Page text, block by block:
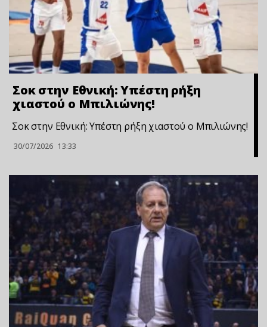
Σoκ στην Εθνική: Υπέστη ρήξη
χιαστού ο Μπιλιώνης!
Σoκ στην Εθνική: Υπέστη ρήξη χιαστού ο Μπιλιώνης!
30/07/2026 13:33